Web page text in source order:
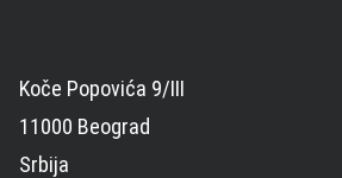
Koče Popovića 9/III
11000 Beograd
Srbija